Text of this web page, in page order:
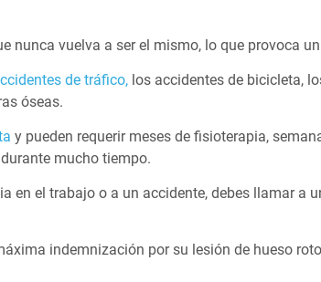
nunca vuelva a ser el mismo, lo que provoca
de tráfico, los accidentes de bicicleta,
óseas.
y pueden requerir meses de fisioterapia,
mucho tiempo.
en el trabajo o a un accidente, debes llamar a
indemnización por su lesión de hueso